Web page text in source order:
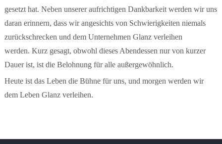
gesetzt hat. Neben unserer aufrichtigen Dankbarkeit werden wir uns
daran erinnern, dass wir angesichts von Schwierigkeiten niemals
zurückschrecken und dem Unternehmen Glanz verleihen
werden. Kurz gesagt, obwohl dieses Abendessen nur von kurzer
Dauer ist, ist die Belohnung für alle außergewöhnlich.
Heute ist das Leben die Bühne für uns, und morgen werden wir
dem Leben Glanz verleihen.